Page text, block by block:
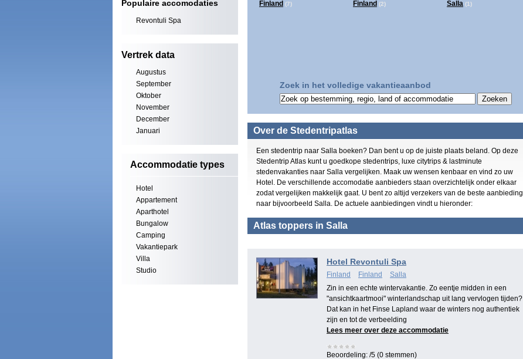
Populaire accomodaties
Revontuli Spa
Vertrek data
Augustus
September
Oktober
November
December
Januari
Accommodatie types
Hotel
Appartement
Aparthotel
Bungalow
Camping
Vakantiepark
Villa
Studio
Finland (7) Finland (2) Salla (1)
Zoek in het volledige vakantieaanbod
Over de Stedentripatlas
Een stedentrip naar Salla boeken? Dan bent u op de juiste plaats beland. Op deze
Stedentrip Atlas kunt u goedkope stedentrips, luxe citytrips & lastminute
stedenvakanties naar Salla vergelijken. Maak uw wensen kenbaar en vind zo uw
Hotel. De verschillende accomodatie aanbieders staan overzichtelijk onder elkaar
zodat vergelijken makkelijk gaat. U bent zo altijd verzekers van de beste aanbieding
naar bijvoorbeeld Salla. De actuele aanbiedingen vindt u hieronder:
Atlas toppers in Salla
Hotel Revontuli Spa
Finland Finland
Salla
Zin in een echte wintervakantie. Zo eentje midden in een
"ansichtkaartmooi" winterlandschap uit lang vervlogen tijden?
Dat kan in het Finse Lapland waar de winters nog authentiek
zijn en tot de verbeelding
Lees meer over deze accommodatie
Beoordeling: /5 (0 stemmen)